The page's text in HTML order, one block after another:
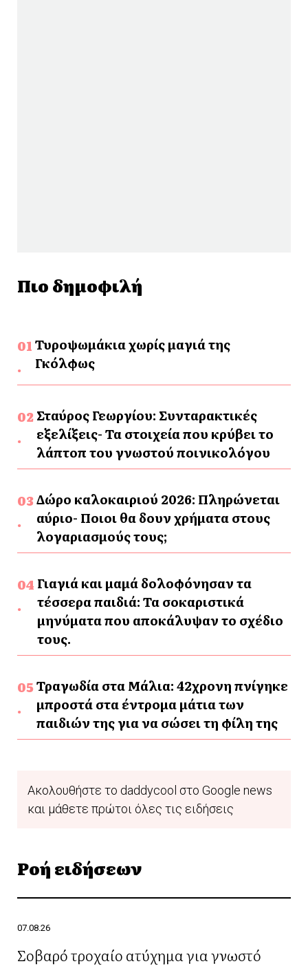
Πιο δημοφιλή
Τυροψωμάκια χωρίς μαγιά της
Γκόλφως
Σταύρος Γεωργίου: Συνταρακτικές
εξελίξεις- Τα στοιχεία που κρύβει το
λάπτοπ του γνωστού ποινικολόγου
Δώρο καλοκαιριού 2026: Πληρώνεται
αύριο- Ποιοι θα δουν χρήματα στους
λογαριασμούς τους;
Γιαγιά και μαμά δολοφόνησαν τα
τέσσερα παιδιά: Τα σοκαριστικά
μηνύματα που αποκάλυψαν το σχέδιο
τους.
Τραγωδία στα Μάλια: 42χρονη πνίγηκε
μπροστά στα έντρομα μάτια των
παιδιών της για να σώσει τη φίλη της
Ακολουθήστε το daddycool στο Google news
και μάθετε πρώτοι όλες τις ειδήσεις
Ροή ειδήσεων
07.08.26
Σοβαρό τροχαίο ατύχημα για γνωστό